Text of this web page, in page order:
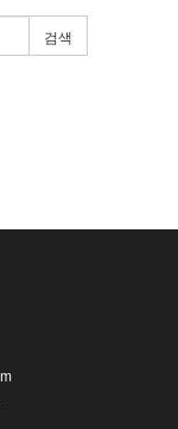
검색